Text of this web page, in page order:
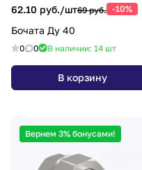
62.10 руб./шт69 руб. -10%
Бочата Ду 40
0 0 В наличии: 14 шт
В корзину
Вернем 3% бонусами!